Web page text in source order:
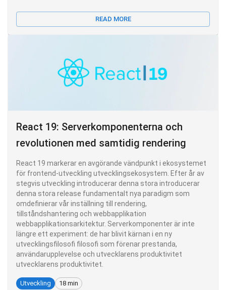
READ MORE
React 19: Serverkomponenterna och
revolutionen med samtidig rendering
React 19 markerar en avgörande vändpunkt i ekosystemet
för frontend-utveckling utvecklingsekosystem. Efter år av
stegvis utveckling introducerar denna stora introducerar
denna stora release fundamentalt nya paradigm som
omdefinierar vår inställning till rendering,
tillståndshantering och webbapplikation
webbapplikationsarkitektur. Serverkomponenter är inte
längre ett experiment: de har blivit kärnan i en ny
utvecklingsfilosofi filosofi som förenar prestanda,
användarupplevelse och utvecklarens produktivitet
utvecklarens produktivitet.
Utveckling 18 min